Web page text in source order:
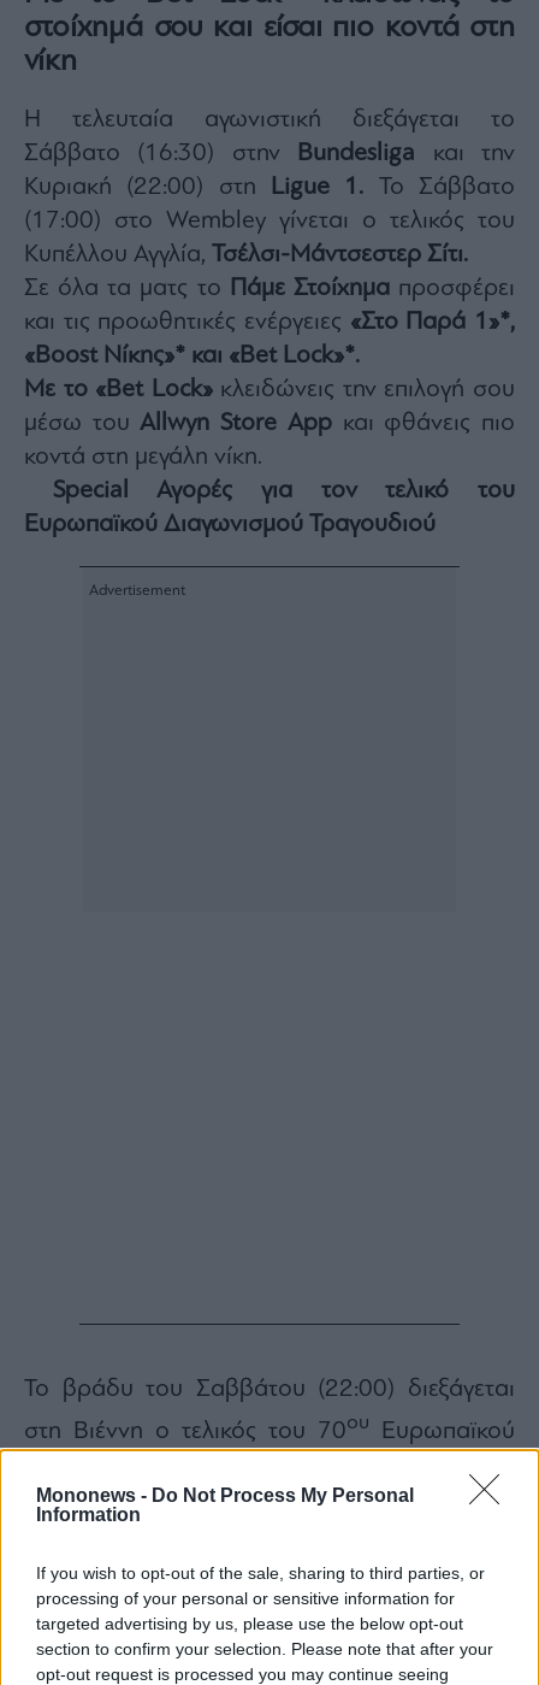
Mononews - Do Not Process My Personal
Information
If you wish to opt-out of the sale, sharing to third parties, or
processing of your personal or sensitive information for
targeted advertising by us, please use the below opt-out
section to confirm your selection. Please note that after your
opt-out request is processed you may continue seeing
στοίχημά σου και είσαι πιο κοντά στη
νίκη
Η τελευταία αγωνιστική διεξάγεται το
Σάββατο (16:30) στην
Bundesliga και την
Κυριακή (22:00) στη
Ligue 1. Το Σάββατο
(17:00) στο Wembley γίνεται ο τελικός του
Κυπέλλου Αγγλία, Τσέλσι-Μάντσεστερ Σίτι.
Σε όλα τα ματς το
Πάμε Στοίχημαπροσφέρει
και τις προωθητικές ενέργειες «Στο Παρά 1»*,
«Βοost Νίκης»* και «Βet Lock»*.
Με το «Bet Lock»κλειδώvεις την επιλογή σου
μέσω τουAllwyn Store Appκαι φθάνεις πιο
κοντά στη μεγάλη νίκη.
Special Αγορές για τον τελικό του
Ευρωπαϊκού Διαγωνισμού Τραγουδιού
Το βράδυ του Σαββάτου (22:00) διεξάγεται
στη Βιέννη ο τελικός του 70ου
Ευρωπαϊκού
εκπροσωπεί οAkylaςμε τοFertoκαι
ΤοΠΑΜΕ ΣΤΟΙΧΗΜΑπροσφέρει για τον
Ευρωπαϊκό Διαγωνισμό Τραγουδιού
πλήθοςστοιχηματικών επιλογών, Βet Builder
Ready, Head to Ηead Χωρών(ομάδα που θα